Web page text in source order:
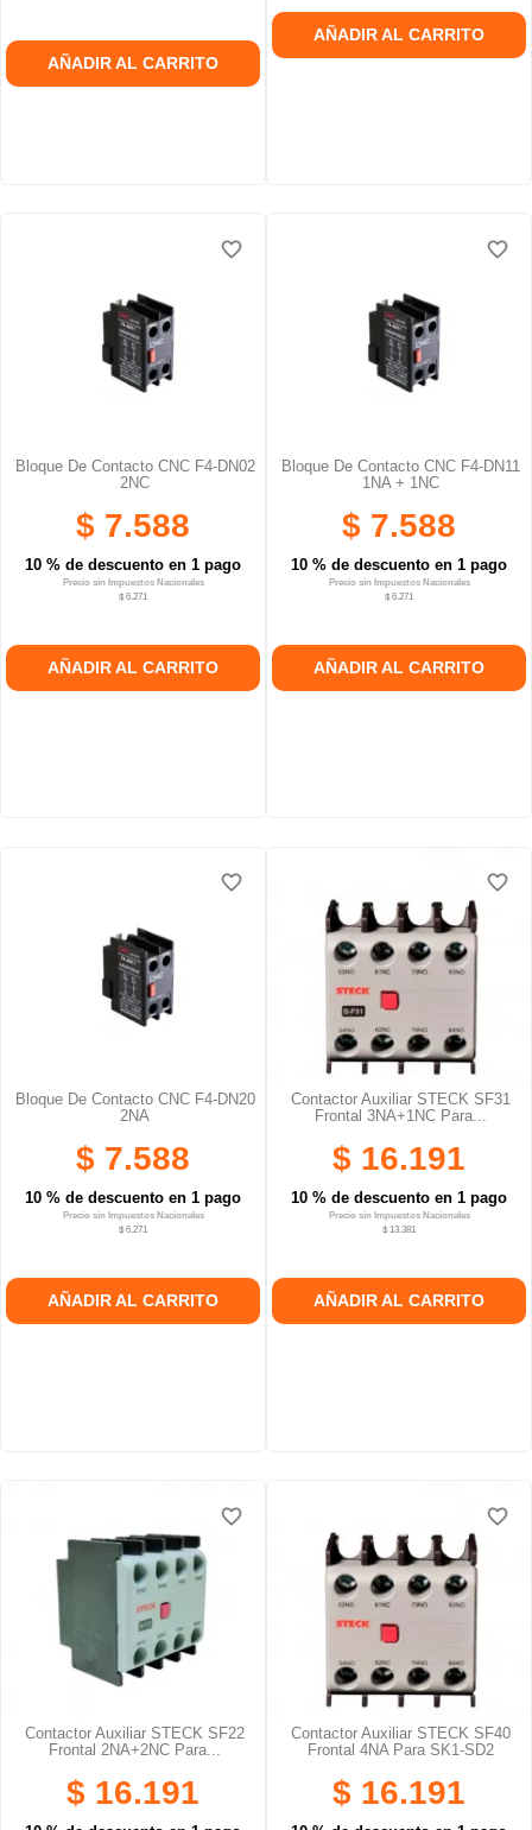
AÑADIR AL CARRITO
AÑADIR AL CARRITO
Bloque De Contacto CNC F4-DN02
2NC
$ 7.588
10 % de descuento en 1 pago
Precio sin Impuestos Nacionales
$ 6.271
AÑADIR AL CARRITO
favorite_border
favorite_border
favorite_border
Bloque De Contacto CNC F4-DN11
1NA + 1NC
$ 7.588
10 % de descuento en 1 pago
Precio sin Impuestos Nacionales
$ 6.271
AÑADIR AL CARRITO
favorite_border
favorite_border
favorite_border
Bloque De Contacto CNC F4-DN20
2NA
$ 7.588
10 % de descuento en 1 pago
Precio sin Impuestos Nacionales
$ 6.271
AÑADIR AL CARRITO
favorite_border
favorite_border
favorite_border
Contactor Auxiliar STECK SF31
Frontal 3NA+1NC Para...
$ 16.191
10 % de descuento en 1 pago
Precio sin Impuestos Nacionales
$ 13.381
AÑADIR AL CARRITO
favorite_border
favorite_border
favorite_border
Contactor Auxiliar STECK SF22
Frontal 2NA+2NC Para...
$ 16.191
favorite_border
favorite_border
favorite_border
Contactor Auxiliar STECK SF40
Frontal 4NA Para SK1-SD2
$ 16.191
favorite_border
favorite_border
favorite_border